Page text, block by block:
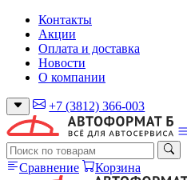
Контакты
Акции
Оплата и доставка
Новости
О компании
+7 (3812) 366-003
Сравнение Корзина